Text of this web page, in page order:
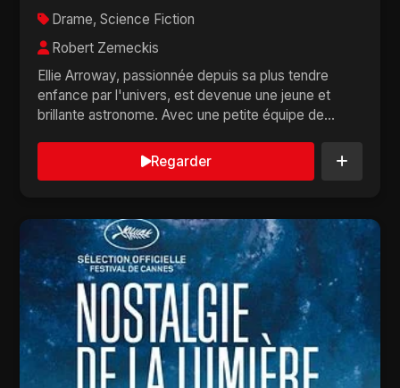
Drame, Science Fiction
Robert Zemeckis
Ellie Arroway, passionnée depuis sa plus tendre
enfance par l'univers, est devenue une jeune et
brillante astronome. Avec une petite équipe de
Regarder